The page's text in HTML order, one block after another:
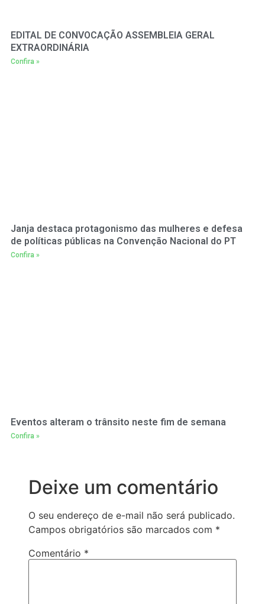
EDITAL DE CONVOCAÇÃO ASSEMBLEIA GERAL
EXTRAORDINÁRIA
Confira »
Janja destaca protagonismo das mulheres e defesa
de políticas públicas na Convenção Nacional do PT
Confira »
Eventos alteram o trânsito neste fim de semana
Confira »
Deixe um comentário
O seu endereço de e-mail não será publicado.
Campos obrigatórios são marcados com *
Comentário *